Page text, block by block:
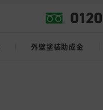
外壁塗装助成金